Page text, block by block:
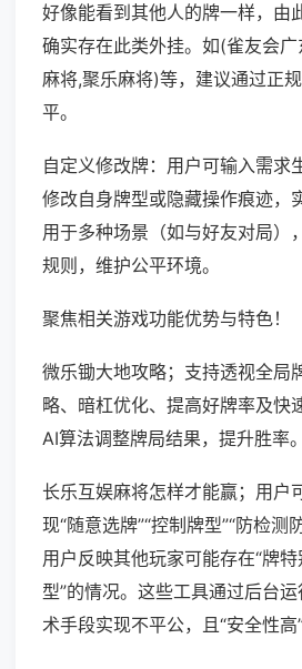
好像能看到其他人的牌一样，由
确实存在此类外挂。如(雀友会
麻将,聚乐麻将)等，建议通过正
平。
自定义修改牌：用户可输入需求
修改自身牌型或隐藏操作痕迹，
用于多种场景（如与好友对局）
规则，维护公平环境。
聚焦相关游戏功能优势与特色！
微乐锄大地攻略；支持透视全局
略、暗杠优化、提高好牌率及快
AI算法调整牌局结果，提升胜率。
长乐互娱麻将怎样才能赢；用户
现“随意选牌”“控制牌型”“防检测
用户反映其他玩家可能存在“牌
型”的情况。这些工具通过后台
术手段实现不平公，且“安全性高